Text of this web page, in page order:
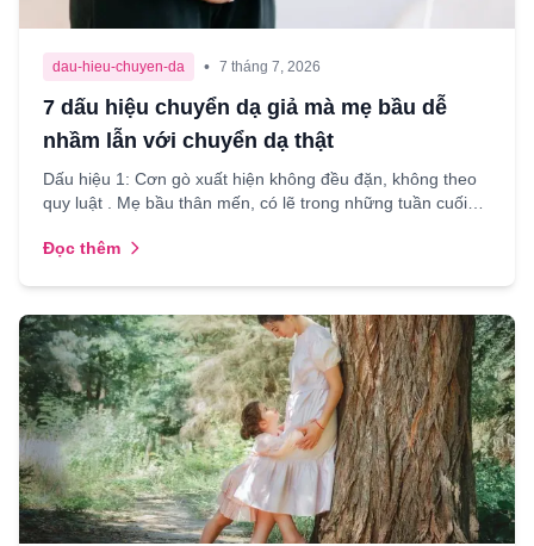
dau-hieu-chuyen-da • 7 tháng 7, 2026
7 dấu hiệu chuyển dạ giả mà mẹ bầu dễ
nhầm lẫn với chuyển dạ thật
Dấu hiệu 1: Cơn gò xuất hiện không đều đặn, không theo
quy luật . Mẹ bầu thân mến, có lẽ trong những tuần cuối
Đọc thêm